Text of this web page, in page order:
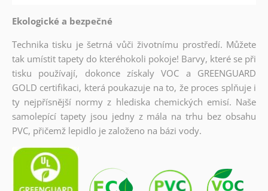
Ekologické a bezpečné
Technika tisku je šetrná vůči životnímu prostředí. Můžete
tak umístit tapety do kteréhokoli pokoje! Barvy, které se při
tisku používají, dokonce získaly VOC a GREENGUARD
GOLD certifikaci, která poukazuje na to, že proces splňuje i
ty nejpřísnější normy z hlediska chemických emisí. Naše
samolepící tapety jsou jedny z mála na trhu bez obsahu
PVC, přičemž lepidlo je založeno na bázi vody.